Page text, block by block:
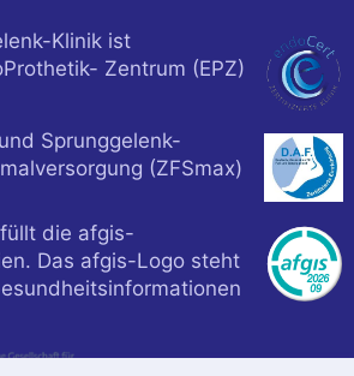
Klinik ist
Zentrum (EPZ)
Sprunggelenk-
(ZFSmax)
die afgis-
Das afgis-Logo steht